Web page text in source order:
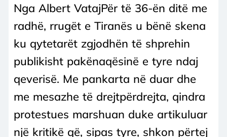
Nga Albert VatajPër të 36-ën ditë me
radhë, rrugët e Tiranës u bënë skena
ku qytetarët zgjodhën të shprehin
publikisht pakënaqësinë e tyre ndaj
qeverisë. Me pankarta në duar dhe
me mesazhe të drejtpërdrejta, qindra
protestues marshuan duke artikuluar
një kritikë që, sipas tyre, shkon përtej